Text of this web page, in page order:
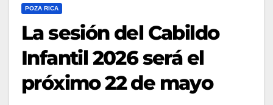
POZA RICA
La sesión del Cabildo
Infantil 2026 será el
próximo 22 de mayo